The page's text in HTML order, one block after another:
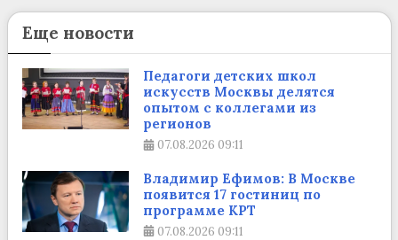
Еще новости
Педагоги детских школ
искусств Москвы делятся
опытом с коллегами из
регионов
07.08.2026 09:11
Владимир Ефимов: В Москве
появится 17 гостиниц по
программе КРТ
07.08.2026 09:11